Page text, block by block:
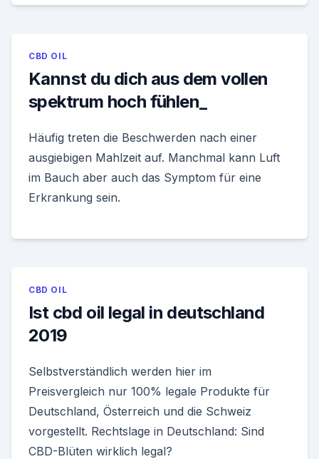
CBD OIL
Kannst du dich aus dem vollen
spektrum hoch fühlen_
Häufig treten die Beschwerden nach einer
ausgiebigen Mahlzeit auf. Manchmal kann Luft
im Bauch aber auch das Symptom für eine
Erkrankung sein.
CBD OIL
Ist cbd oil legal in deutschland
2019
Selbstverständlich werden hier im
Preisvergleich nur 100% legale Produkte für
Deutschland, Österreich und die Schweiz
vorgestellt. Rechtslage in Deutschland: Sind
CBD-Blüten wirklich legal?